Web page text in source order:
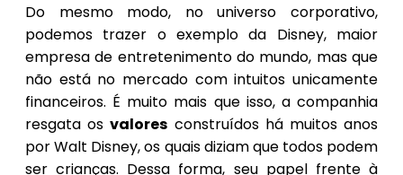
Do mesmo modo, no universo corporativo,
podemos trazer o exemplo da Disney, maior
empresa de entretenimento do mundo, mas que
não está no mercado com intuitos unicamente
financeiros. É muito mais que isso, a companhia
resgata osvalores construídos há muitos anos
por Walt Disney, os quais diziam que todos podem
ser crianças. Dessa forma, seu papel frente à